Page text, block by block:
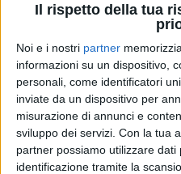
Il rispetto della tua
Noi e i nostri partner
informazioni su un dispositivo,
personali, come identificatori
inviate da un dispositivo per
misurazione di annunci e
sviluppo dei servizi. Con la tua
partner possiamo utilizzare
identificazione tramite la
"WORLD TOUR" 19 mag 2025
Zucchero annuncia
per il 2026
L'artista ha svelato il
date europee del suo
Royal Albert Hall di